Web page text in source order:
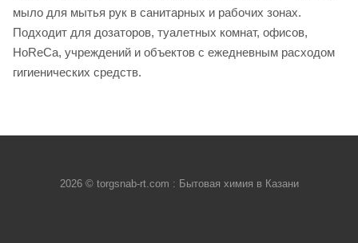
мыло для мытья рук в санитарных и рабочих зонах.
Подходит для дозаторов, туалетных комнат, офисов,
HoReCa, учреждений и объектов с ежедневным расходом
гигиенических средств.
2026 © torgsnab-rt.com : Бытовая химия в Казани